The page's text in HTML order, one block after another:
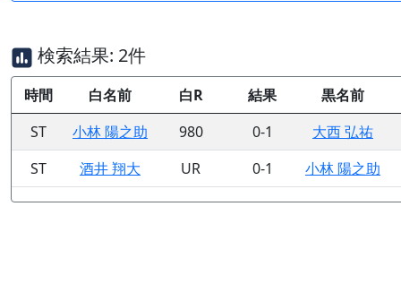
検索結果: 2件
時間 白名前 白R 結果
黒名前
ST
小林 陽之助 980 0-1
大西 弘祐
ST
酒井 翔大 UR 0-1 小林 陽之助